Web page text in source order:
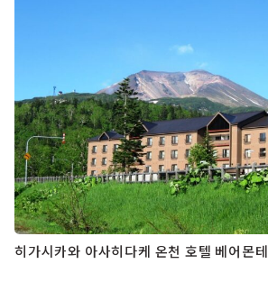
히가시카와 아사히다케 온천 호텔 베어몬테